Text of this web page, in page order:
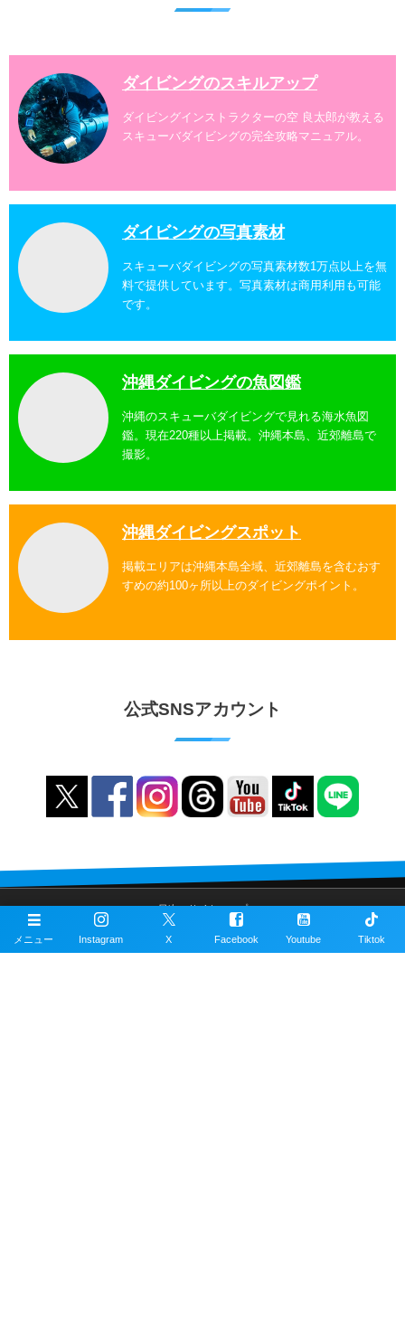
ダイビングのスキルアップ
ダイビングインストラクターの空 良太郎が教える
スキューバダイビングの完全攻略マニュアル。
ダイビングの写真素材
スキューバダイビングの写真素材数1万点以上を無
料で提供しています。写真素材は商用利用も可能
です。
沖縄ダイビングの魚図鑑
沖縄のスキューバダイビングで見れる海水魚図
鑑。現在220種以上掲載。沖縄本島、近郊離島で
撮影。
沖縄ダイビングスポット
掲載エリアは沖縄本島全域、近郊離島を含むおす
すめの約100ヶ所以上のダイビングポイント。
公式SNSアカウント
メニュー Instagram X Facebook Youtube Tiktok
目次・サイトマップ